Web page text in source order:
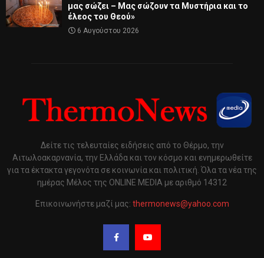
μας σώζει – Μας σώζουν τα Μυστήρια και το
έλεος του Θεού»
6 Αυγούστου 2026
Δείτε τις τελευταίες ειδήσεις από το Θέρμο, την
Αιτωλοακαρνανία, την Ελλάδα και τον κόσμο και ενημερωθείτε
για τα έκτακτα γεγονότα σε κοινωνία και πολιτική. Όλα τα νέα της
ημέρας Μέλος της ONLINE MEDIA με αριθμό 14312
Επικοινωνήστε μαζί μας: thermonews@yahoo.com